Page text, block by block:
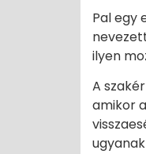
Pal egy
ilyen
A
amikor